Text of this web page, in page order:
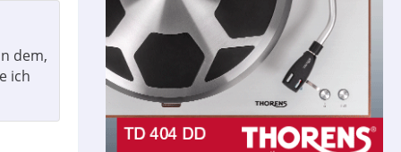
dem,
ich